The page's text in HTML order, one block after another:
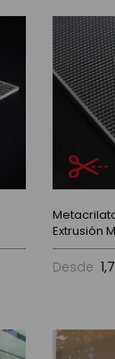
Extrusión
Desde